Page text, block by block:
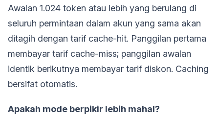
Awalan 1.024 token atau lebih yang berulang di
seluruh permintaan dalam akun yang sama akan
ditagih dengan tarif cache-hit. Panggilan pertama
membayar tarif cache-miss; panggilan awalan
identik berikutnya membayar tarif diskon. Caching
bersifat otomatis.
Apakah mode berpikir lebih mahal?